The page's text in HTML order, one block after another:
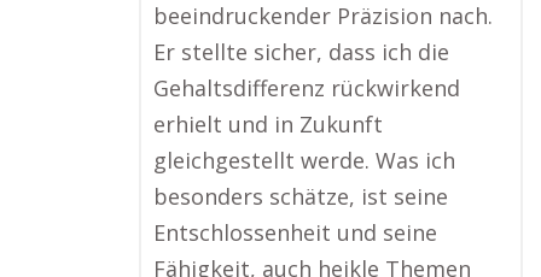
beeindruckender Präzision nach.
Er stellte sicher, dass ich die
Gehaltsdifferenz rückwirkend
erhielt und in Zukunft
gleichgestellt werde. Was ich
besonders schätze, ist seine
Entschlossenheit und seine
Fähigkeit, auch heikle Themen